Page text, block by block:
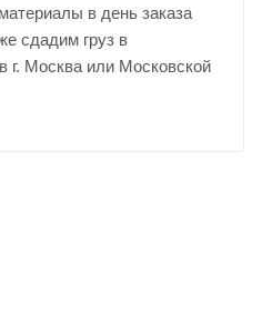
в день заказа
сдадим груз в
г. Москва или Московской